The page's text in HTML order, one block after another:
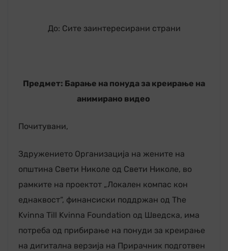
До: Сите заинтересирани страни
Предмет: Барање на понуда за креирање на
анимирано видео
Почитувани,
Здружението Организација на жените на
општина Свети Николе од Свети Николе, во
рамките на проектот „Локален компас кон
еднаквост“, финансиски поддржан од The
Kvinna Till Kvinna Foundation од Шведска, има
потреба од прибирање на понуди за креирање
на дигитална верзија на Прирачник подготвен